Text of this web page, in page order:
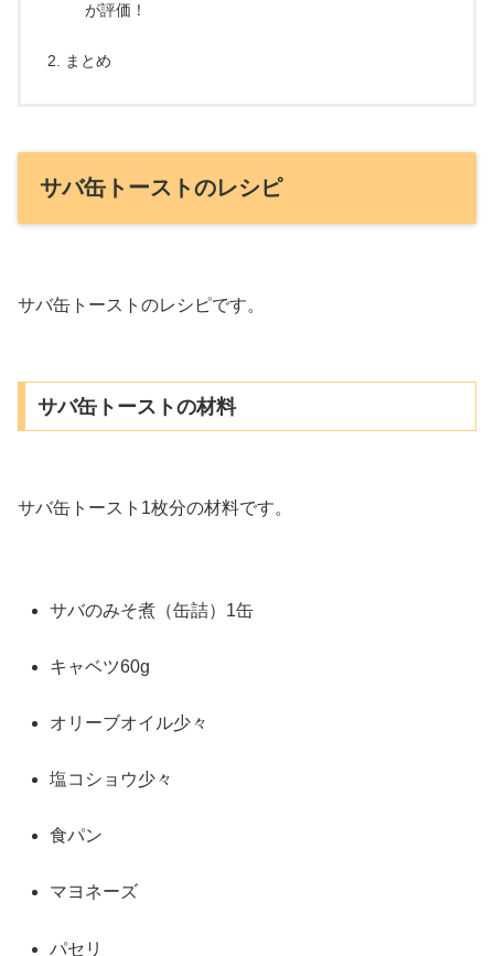
が評価！
まとめ
サバ缶トーストのレシピ
サバ缶トーストのレシピです。
サバ缶トーストの材料
サバ缶トースト1枚分の材料です。
サバのみそ煮（缶詰）1缶
キャベツ60g
オリーブオイル少々
塩コショウ少々
食パン
マヨネーズ
パセリ